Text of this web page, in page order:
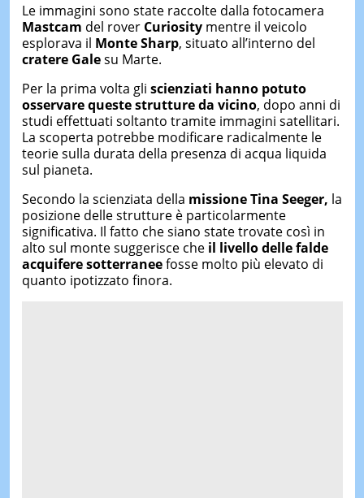
Le immagini sono state raccolte dalla fotocamera
Mastcam del rover Curiositymentre il veicolo
esplorava il Monte Sharp, situato all’interno del
cratere Galesu Marte.
Per la prima volta gli scienziati hanno potuto
osservare queste strutture da vicino, dopo anni di
studi effettuati soltanto tramite immagini satellitari.
La scoperta potrebbe modificare radicalmente le
teorie sulla durata della presenza di acqua liquida
sul pianeta.
Secondo la scienziata della missione Tina Seeger, la
posizione delle strutture è particolarmente
significativa. Il fatto che siano state trovate così in
alto sul monte suggerisce che il livello delle falde
acquifere sotterraneefosse molto più elevato di
quanto ipotizzato finora.